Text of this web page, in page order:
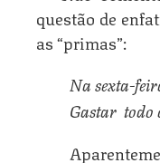
questão de
as “primas”:
Na sexta-
Gastar